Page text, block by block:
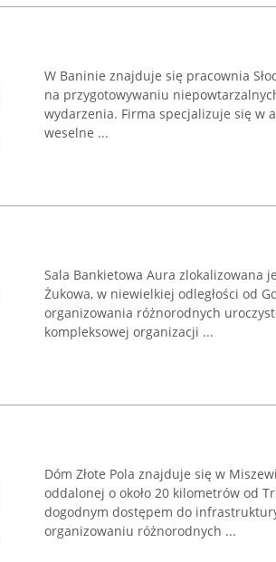
W Baninie znajduje się pracownia
na przygotowywaniu
wydarzenia. Firma specjalizuje się w
weselne ...
Sala Bankietowa Aura zlokalizowana
Żukowa, w niewielkiej odległości od
organizowania różnorodnych
kompleksowej organizacji ...
Dóm Złote Pola znajduje się w
oddalonej o około 20 kilometrów od
dogodnym dostępem do
organizowaniu różnorodnych ...